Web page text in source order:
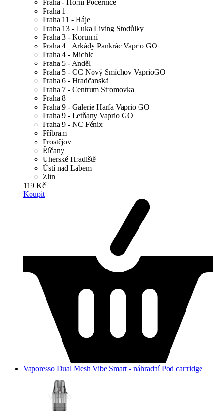
Praha - Horní Počernice
Praha 1
Praha 11 - Háje
Praha 13 - Luka Living Stodůlky
Praha 3 - Korunní
Praha 4 - Arkády Pankrác Vaprio GO
Praha 4 - Michle
Praha 5 - Anděl
Praha 5 - OC Nový Smíchov VaprioGO
Praha 6 - Hradčanská
Praha 7 - Centrum Stromovka
Praha 8
Praha 9 - Galerie Harfa Vaprio GO
Praha 9 - Letňany Vaprio GO
Praha 9 - NC Fénix
Příbram
Prostějov
Říčany
Uherské Hradiště
Ústí nad Labem
Zlín
119 Kč
Koupit
Vaporesso Dual Mesh Vibe Smart - náhradní Pod cartridge